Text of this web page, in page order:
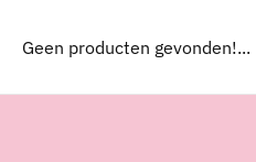
Geen producten gevonden!...